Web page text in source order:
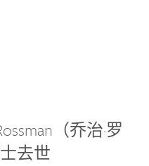
（乔治·罗
去世